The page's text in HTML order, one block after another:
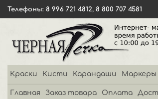
Телефоны: 8 996 721 4812, 8 800 707 4581
Краски Кисти Карандаши Маркеры
Главная Заказ товара Оплата